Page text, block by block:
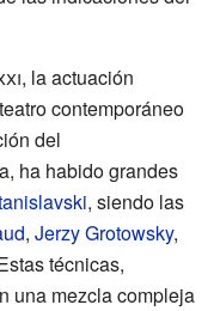
, la actuación
contemporáneo
del
ha habido grandes
, siendo las
, Jerzy Grotowsky,
técnicas,
una mezcla compleja